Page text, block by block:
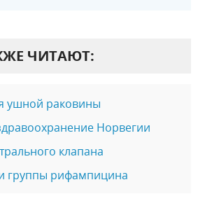
ЧИТАЮТ:
ушной раковины
Норвегии
клапана
группы рифампицина